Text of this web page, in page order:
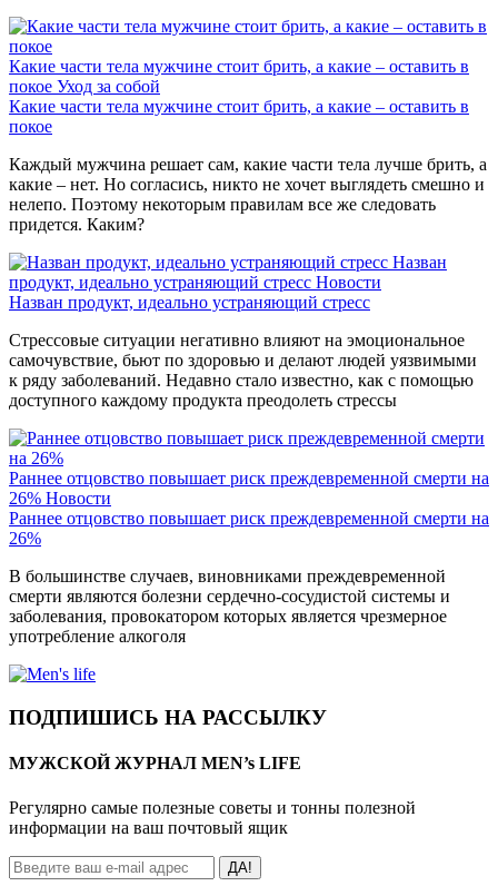
Какие части тела мужчине стоит брить, а какие – оставить в
покое Уход за собой
Какие части тела мужчине стоит брить, а какие – оставить в
покое
Каждый мужчина решает сам, какие части тела лучше брить, а
какие – нет. Но согласись, никто не хочет выглядеть смешно и
нелепо. Поэтому некоторым правилам все же следовать
придется. Каким?
Назван
продукт, идеально устраняющий стресс Новости
Назван продукт, идеально устраняющий стресс
Стрессовые ситуации негативно влияют на эмоциональное
самочувствие, бьют по здоровью и делают людей уязвимыми
к ряду заболеваний. Недавно стало известно, как с помощью
доступного каждому продукта преодолеть стрессы
Раннее отцовство повышает риск преждевременной смерти на
26% Новости
Раннее отцовство повышает риск преждевременной смерти на
26%
В большинстве случаев, виновниками преждевременной
смерти являются болезни сердечно-сосудистой системы и
заболевания, провокатором которых является чрезмерное
употребление алкоголя
ПОДПИШИСЬ НА РАССЫЛКУ
МУЖСКОЙ ЖУРНАЛ MEN’s LIFE
Регулярно самые полезные советы и тонны полезной
информации на ваш почтовый ящик
ДА!